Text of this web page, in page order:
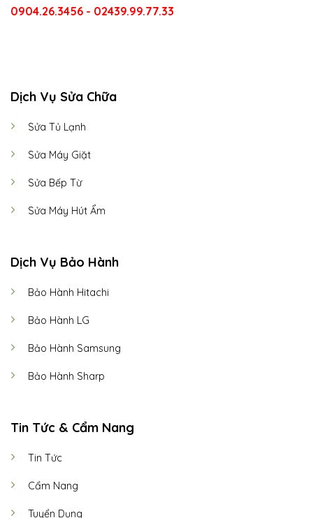
0904.26.3456 - 02439.99.77.33
Dịch Vụ Sửa Chữa
Sửa Tủ Lạnh
Sửa Máy Giặt
Sửa Bếp Từ
Sửa Máy Hút Ẩm
Dịch Vụ Bảo Hành
Bảo Hành Hitachi
Bảo Hành LG
Bảo Hành Samsung
Bảo Hành Sharp
Tin Tức & Cẩm Nang
Tin Tức
Cẩm Nang
Tuyển Dụng